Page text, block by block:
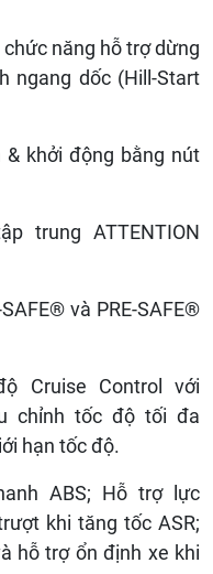
năng hỗ trợ dừng
ngang dốc (Hill-Start
khởi động bằng nút
trung ATTENTION
và PRE-SAFE®
Cruise Control với
chỉnh tốc độ tối đa
hạn tốc độ.
ABS; Hỗ trợ lực
khi tăng tốc ASR;
hỗ trợ ổn định xe khi